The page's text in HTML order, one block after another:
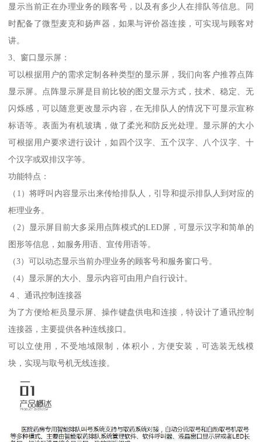
显示当前正在办理业务的顾客号，以及有多少人在排队等信息。同
时配备了微型麦克和扬声器，如果与评价器连接，可实现与顾客对
讲。
3、窗口显示屏：
可以根据用户的需求定制各种类型的显示屏，我们向客户推荐点阵
显示屏。点阵显示屏是目前比较的图文显示方式，技术、稳定、无
闪烁感，可以随意更改显示内容，在无排队人的情况下可显示宣称
标语等。表面为有机玻璃，做了柔光和防反光处理。显示屏的大小
可根据用户要求进行设计，如四个汉字、五个汉字、八个汉字、十
个汉字或双排汉字等。
功能特点：
（1）将呼叫内容显示出来传给排队人，引导和提示排队人到对应的
柜理业务。
（2）显示屏目前大多采用点阵模式的LED屏，可显示汉字和简单的
图形等信息，如服务用语、宣传用语等。
（3）可以动态显示当前办理业务的顾客号和服务窗口号。
（4）显示屏的大小、显示内容可由用户自行设计。
４、通讯控制连接器
为了方便给柜员显示屏、操作键盘供电和连接，特设计了通讯控制
连接器，主要提供各种连线接口。
可以立使用，不受地域限制，体积小，方便安装，可选装无线模
块，实现与取号机无线连接。